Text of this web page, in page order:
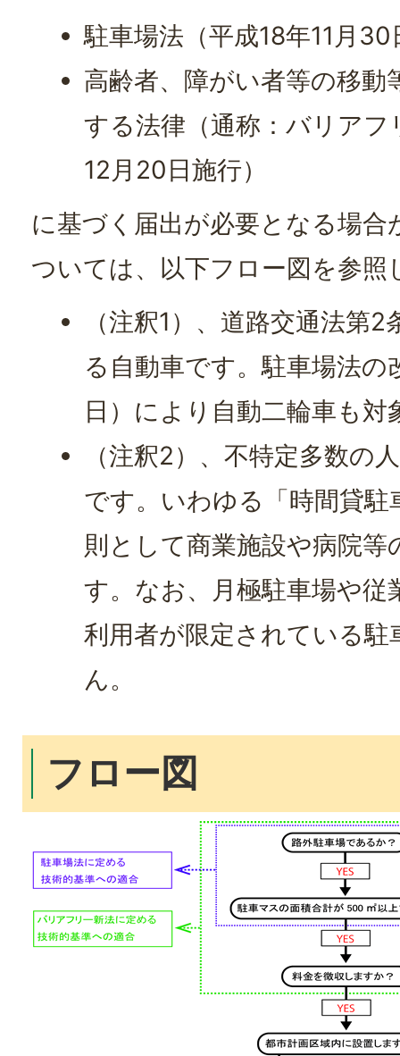
駐車場法（平成18年11月
高齢者、障がい者等の移動
する法律（通称：バリアフ
12月20日施行）
に基づく届出が必要となる場合
ついては、以下フロー図を参照
（注釈1）、道路交通法第
る自動車です。駐車場法の
日）により自動二輪車も
（注釈2）、不特定多数の
です。いわゆる「時間貸
則として商業施設や病院
す。なお、月極駐車場や従
利用者が限定されている
ん。
フロー図